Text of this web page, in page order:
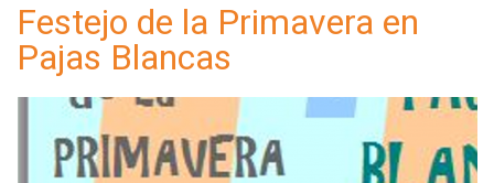
Festejo de la Primavera en
Pajas Blancas